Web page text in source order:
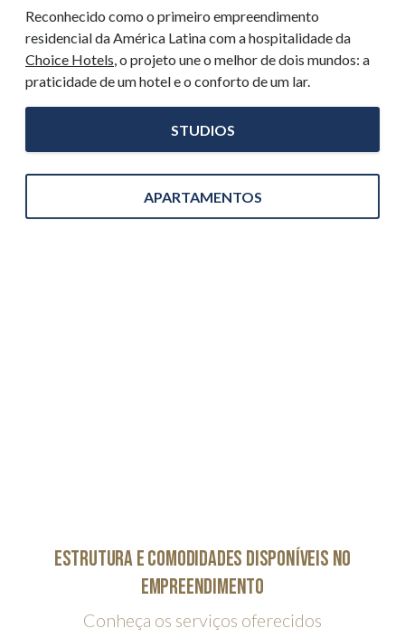
Reconhecido como o primeiro empreendimento
residencial da América Latina com a hospitalidade da
Choice Hotels, o projeto une o melhor de dois mundos: a
praticidade de um hotel e o conforto de um lar.
STUDIOS
APARTAMENTOS
Estrutura e comodidades disponíveis no
empreendimento
Conheça os serviços oferecidos